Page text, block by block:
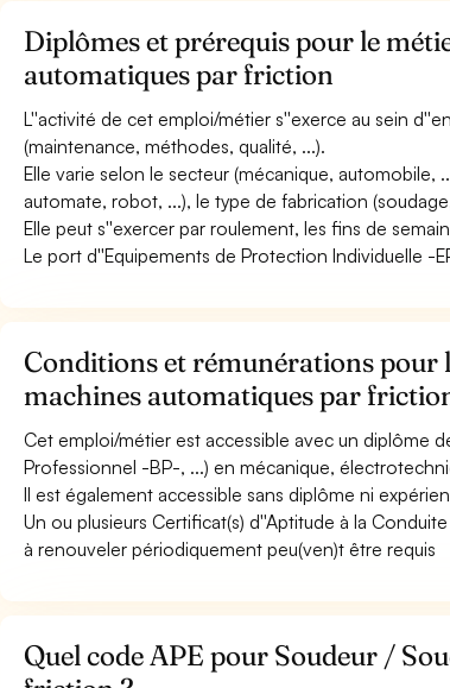
Diplômes et prérequis pour le
automatiques par friction
L''activité de cet emploi/métier s''exerce au sein
(maintenance, méthodes, qualité, ...).
Elle varie selon le secteur (mécanique, automobile,
automate, robot, ...), le type de fabrication
Elle peut s''exercer par roulement, les fins de
Le port d''Equipements de Protection Individuelle -
Conditions et rémunérations pour
machines automatiques par
Cet emploi/métier est accessible avec un diplôme
Professionnel -BP-, ...) en mécanique,
Il est également accessible sans diplôme ni
Un ou plusieurs Certificat(s) d''Aptitude à la
à renouveler périodiquement peu(ven)t être requis
Quel code APE pour Soudeur /